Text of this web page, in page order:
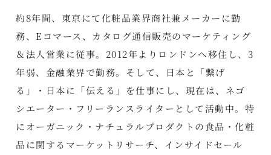
約8年間、東京にて化粧品業界商社兼メーカーに勤
務、Eコマース、カタログ通信販売のマーケティング
＆法人営業に従事。2012年よりロンドンへ移住し、3
年弱、金融業界で勤務。そして、日本と「繋げ
る」・日本に「伝える」を仕事にし、現在は、ネゴ
シエーター・フリーランスライターとして活動中。特
にオーガニック・ナチュラルプロダクトの食品・化粧
品に関するマーケットリサーチ、インサイドセール